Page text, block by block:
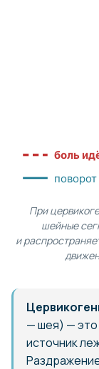
боль
При
шейные
и
— шея) — это
источник